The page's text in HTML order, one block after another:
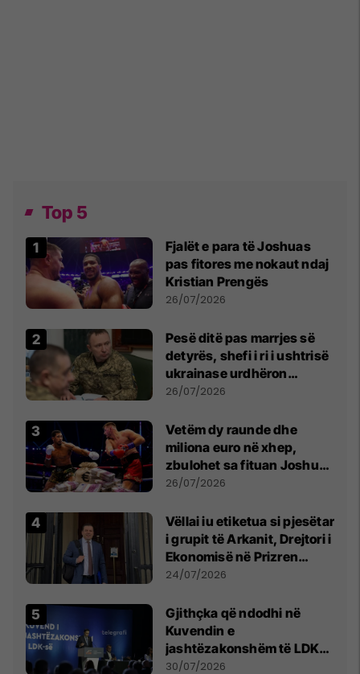
Top 5
Fjalët e para të Joshuas
pas fitores me nokaut ndaj
Kristian Prengës
26/07/2026
Pesë ditë pas marrjes së
detyrës, shefi i ri i ushtrisë
ukrainase urdhëron
kontroll të madh
26/07/2026
Vetëm dy raunde dhe
miliona euro në xhep,
zbulohet sa fituan Joshua
e Prenga
26/07/2026
Vëllai iu etiketua si pjesëtar
i grupit të Arkanit, Drejtori i
Ekonomisë në Prizren
mohon pretendimet
24/07/2026
Gjithçka që ndodhi në
Kuvendin e
jashtëzakonshëm të LDK-
së
30/07/2026